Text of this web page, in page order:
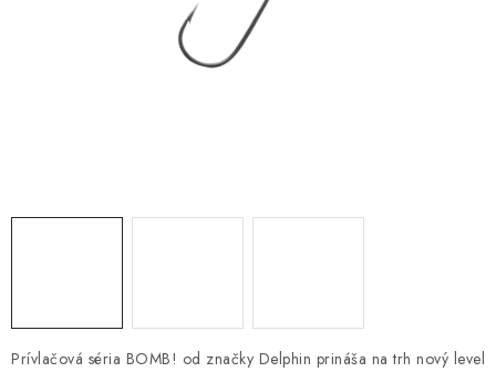
PRETEKÁRSKE SEDAČKY
KONTAKTY
Prívlačová séria BOMB! od značky Delphin prináša na trh nový level